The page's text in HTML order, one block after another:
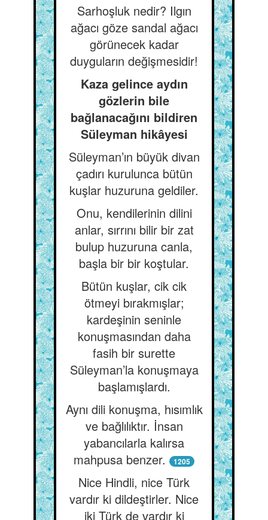
Sarhoşluk nedir? Ilgın
ağacı göze sandal ağacı
görünecek kadar
duyguların değişmesidir!
Kaza gelince aydın
gözlerin bile
bağlanacağını bildiren
Süleyman hikâyesi
Süleyman’ın büyük divan
çadırı kurulunca bütün
kuşlar huzuruna geldiler.
Onu, kendilerinin dilini
anlar, sırrını bilir bir zat
bulup huzuruna canla,
başla bir bir koştular.
Bütün kuşlar, cik cik
ötmeyi bırakmışlar;
kardeşinin seninle
konuşmasından daha
fasih bir surette
Süleyman’la konuşmaya
başlamışlardı.
Aynı dili konuşma, hısımlık
ve bağlılıktır. İnsan
yabancılarla kalırsa
mahpusa benzer.
1205
Nice Hindli, nice Türk
vardır ki dildeştirler. Nice
iki Türk de vardır ki